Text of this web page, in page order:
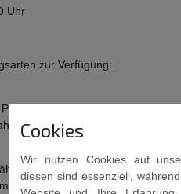
Uhr
zur Verfügung:
Europe S.C.A. 38
bestätigen. Die
Amazon Pay-Kunden
betreffen Ihr
Cookies
Wir nutzen Cookies auf
diesen sind essenziell,